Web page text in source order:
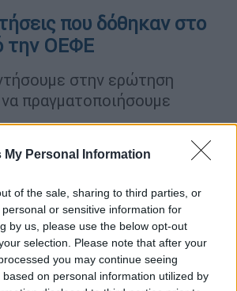
My Personal Information
of the sale, sharing to third parties, or
or sensitive information for
by us, please use the below opt-out
selection. Please note that after your
you may continue seeing
on personal information utilized by
που δόθηκαν στο
την ΟΕΦΕ
στην ερώτηση
πραγματοποιήσουμε
αντιπροσωπεύουν οι τέλειές
να είναι το μήκος των
RNA
βρίσκεται στο άκρο η στη
στιγμιότυπου (γεγονός